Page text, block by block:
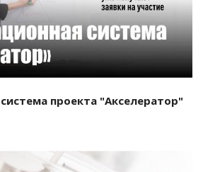
проекта "Акселератор"